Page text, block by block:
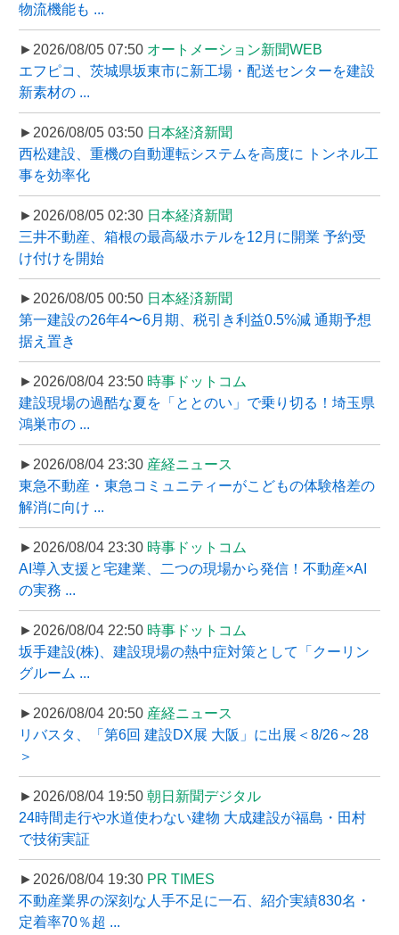
物流機能も ...
►2026/08/05 07:50 オートメーション新聞WEB
エフピコ、茨城県坂東市に新工場・配送センターを建設
新素材の ...
►2026/08/05 03:50 日本経済新聞
西松建設、重機の自動運転システムを高度に トンネル工
事を効率化
►2026/08/05 02:30 日本経済新聞
三井不動産、箱根の最高級ホテルを12月に開業 予約受
け付けを開始
►2026/08/05 00:50 日本経済新聞
第一建設の26年4〜6月期、税引き利益0.5%減 通期予想
据え置き
►2026/08/04 23:50 時事ドットコム
建設現場の過酷な夏を「ととのい」で乗り切る！埼玉県
鴻巣市の ...
►2026/08/04 23:30 産経ニュース
東急不動産・東急コミュニティーがこどもの体験格差の
解消に向け ...
►2026/08/04 23:30 時事ドットコム
AI導入支援と宅建業、二つの現場から発信！不動産×AI
の実務 ...
►2026/08/04 22:50 時事ドットコム
坂手建設(株)、建設現場の熱中症対策として「クーリン
グルーム ...
►2026/08/04 20:50 産経ニュース
リバスタ、「第6回 建設DX展 大阪」に出展＜8/26～28
＞
►2026/08/04 19:50 朝日新聞デジタル
24時間走行や水道使わない建物 大成建設が福島・田村
で技術実証
►2026/08/04 19:30 PR TIMES
不動産業界の深刻な人手不足に一石、紹介実績830名・
定着率70％超 ...